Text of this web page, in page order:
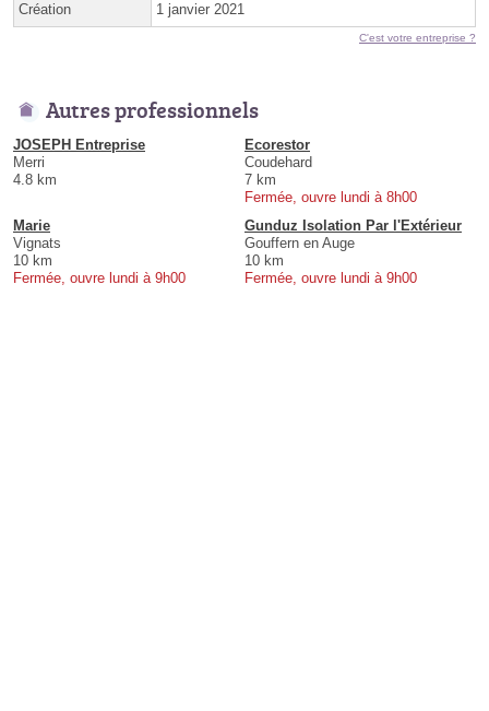
Création 1 janvier 2021
C'est votre entreprise ?
Autres professionnels
JOSEPH Entreprise
Merri
4.8 km
Ecorestor
Coudehard
7 km
Fermée, ouvre lundi à 8h00
Marie
Vignats
10 km
Fermée, ouvre lundi à 9h00
Gunduz Isolation Par l'Extérieur
Gouffern en Auge
10 km
Fermée, ouvre lundi à 9h00